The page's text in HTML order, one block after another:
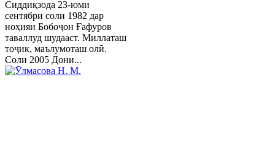
Сиддиқзода 23-юми
сентябри соли 1982 дар
ноҳияи Бобоҷон Ғафуров
таваллуд шудааст. Миллаташ
тоҷик, маълумоташ олӣ.
Соли 2005 Дони...